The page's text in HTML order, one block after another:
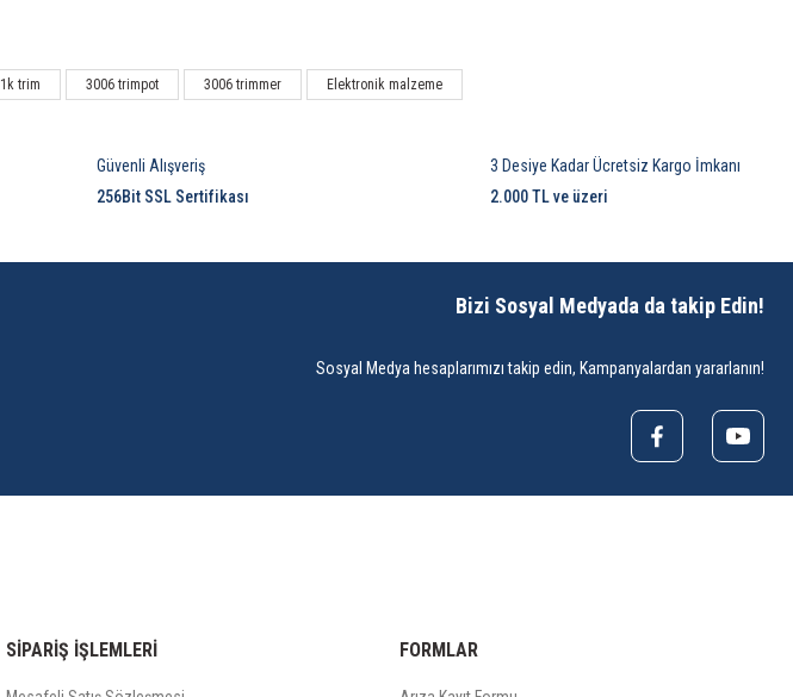
1k trim 3006 trimpot 3006 trimmer Elektronik malzeme
3 Desiye Kadar Ücretsiz Kargo İmkanı
2.000 TL ve üzeri
Güvenli Alışveriş
256Bit SSL Sertifikası
Bizi Sosyal Medyada da takip Edin!
Sosyal Medya hesaplarımızı takip edin, Kampanyalardan yararlanın!
SİPARİŞ İŞLEMLERİ FORMLAR